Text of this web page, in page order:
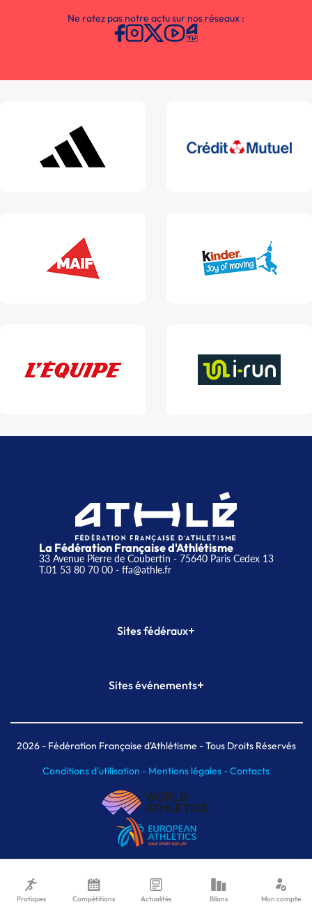
Ne ratez pas notre actu sur nos réseaux :
La Fédération Française d'Athlétisme
33 Avenue Pierre de Coubertin - 75640 Paris Cedex 13
T.01 53 80 70 00- ffa@athle.fr
Sites fédéraux+
Plateforme Formation
Sites événements+
Meeting de Paris indoor
MAIF Ekiden de Paris
2026- Fédération Française d'Athlétisme - Tous Droits Réservés
Conditions d'utilisation - Mentions légales -Contacts
Pratiques Compétitions Actualités Bilans Mon compte